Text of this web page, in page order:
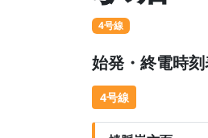
4号線
始発・終電時
4号線